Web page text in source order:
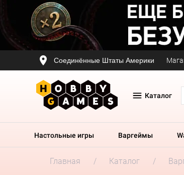
Соединённые Штаты Америки
Каталог
Настольные игры Варгеймы
Главная Каталог